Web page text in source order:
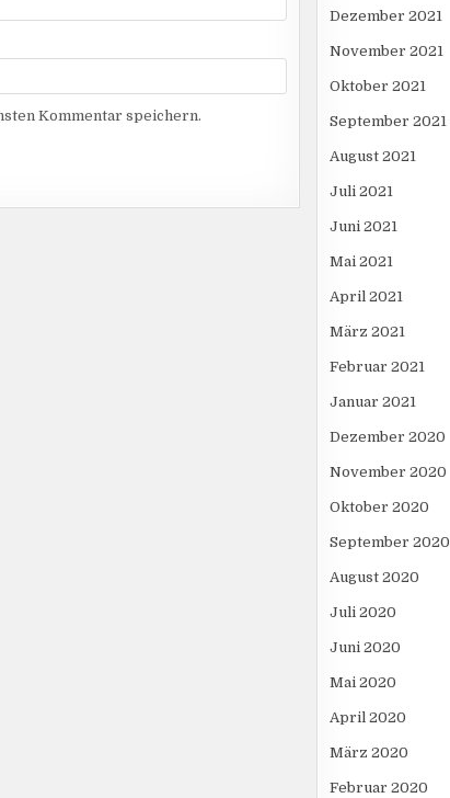
Kommentar speichern.
Dezember 2021
November 2021
Oktober 2021
September 2021
August 2021
Juli 2021
Juni 2021
Mai 2021
April 2021
März 2021
Februar 2021
Januar 2021
Dezember 2020
November 2020
Oktober 2020
September 2020
August 2020
Juli 2020
Juni 2020
Mai 2020
April 2020
März 2020
Februar 2020